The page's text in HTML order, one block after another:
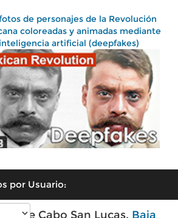
de personajes de la Revolución
coloreadas y animadas mediante
inteligencia artificial (deepfakes)
por Usuario:
de Cabo San Lucas, Baja